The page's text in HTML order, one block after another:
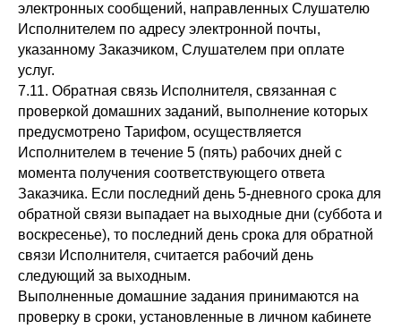
электронных сообщений, направленных Слушателю
Исполнителем по адресу электронной почты,
указанному Заказчиком, Слушателем при оплате
услуг.
7.11. Обратная связь Исполнителя, связанная с
проверкой домашних заданий, выполнение которых
предусмотрено Тарифом, осуществляется
Исполнителем в течение 5 (пять) рабочих дней с
момента получения соответствующего ответа
Заказчика. Если последний день 5-дневного срока для
обратной связи выпадает на выходные дни (суббота и
воскресенье), то последний день срока для обратной
связи Исполнителя, считается рабочий день
следующий за выходным.
Выполненные домашние задания принимаются на
проверку в сроки, установленные в личном кабинете